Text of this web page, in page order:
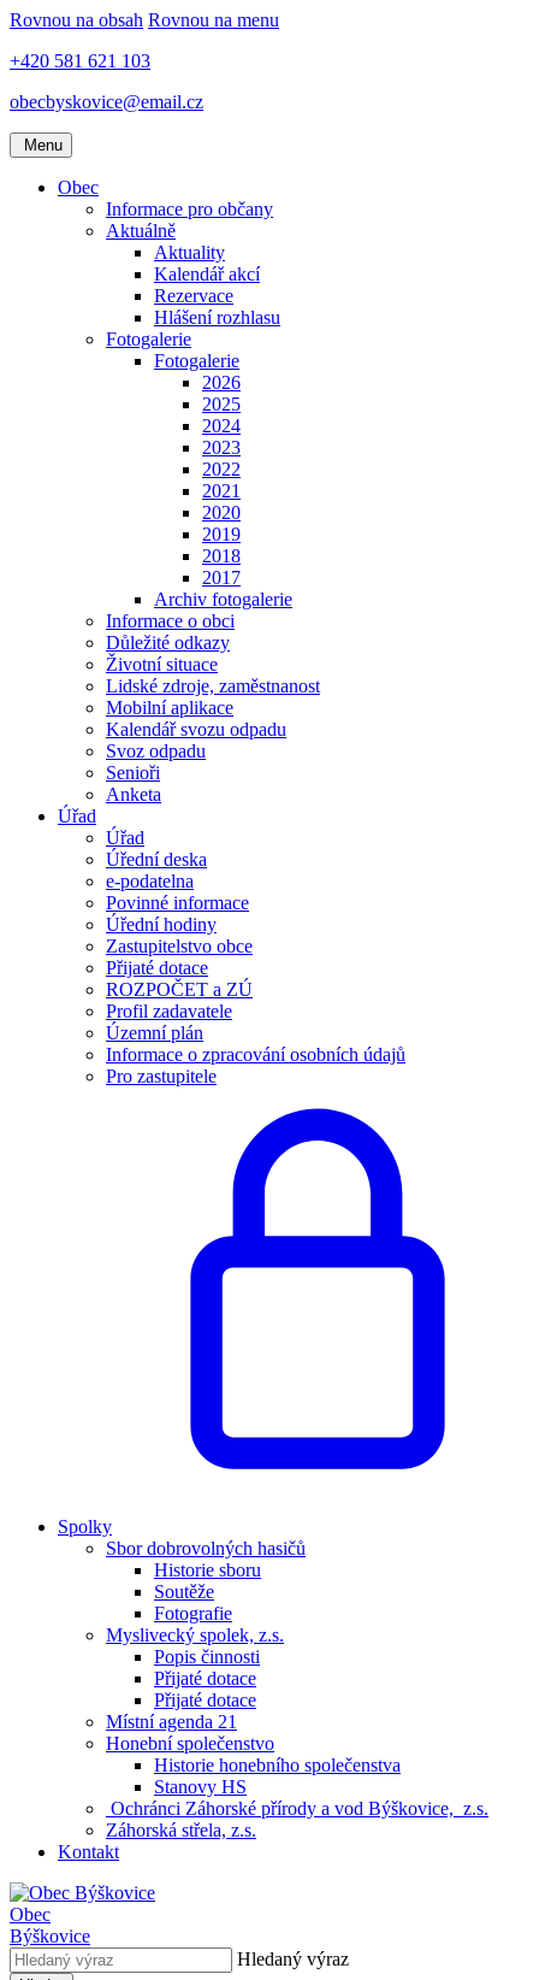
Rovnou na obsah Rovnou na menu
+420 581 621 103
obecbyskovice@email.cz
Menu
Obec
Informace pro občany
Aktuálně
Aktuality
Kalendář akcí
Rezervace
Hlášení rozhlasu
Fotogalerie
Fotogalerie
2026
2025
2024
2023
2022
2021
2020
2019
2018
2017
Archiv fotogalerie
Informace o obci
Důležité odkazy
Životní situace
Lidské zdroje, zaměstnanost
Mobilní aplikace
Kalendář svozu odpadu
Svoz odpadu
Senioři
Anketa
Úřad
Úřad
Úřední deska
e-podatelna
Povinné informace
Úřední hodiny
Zastupitelstvo obce
Přijaté dotace
ROZPOČET a ZÚ
Profil zadavatele
Územní plán
Informace o zpracování osobních údajů
Pro zastupitele
Spolky
Sbor dobrovolných hasičů
Historie sboru
Soutěže
Fotografie
Myslivecký spolek, z.s.
Popis činnosti
Přijaté dotace
Přijaté dotace
Místní agenda 21
Honební společenstvo
Historie honebního společenstva
Stanovy HS
Ochránci Záhorské přírody a vod Býškovice, z.s.
Záhorská střela, z.s.
Kontakt
Obec
Býškovice
Hledaný výraz